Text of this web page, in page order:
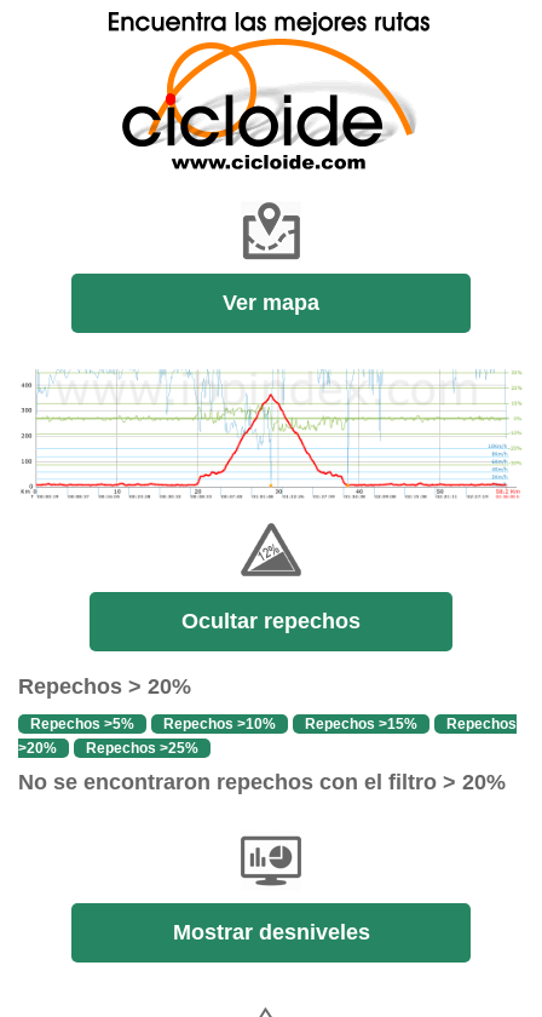
Ver mapa
Ocultar repechos
Repechos > 20%
Repechos >5% Repechos >10% Repechos >15%
Repechos
>20%
Repechos >25%
No se encontraron repechos con el filtro > 20%
Mostrar desniveles